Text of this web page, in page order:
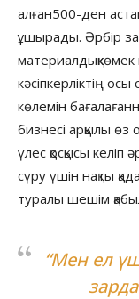
алған500-ден
ұшырады. Әрбір
кәсіпкерліктің
көлемін
бизнесі арқылы
үлес қосқысы
сүру үшін нақты
туралы шешім
“Мен ел